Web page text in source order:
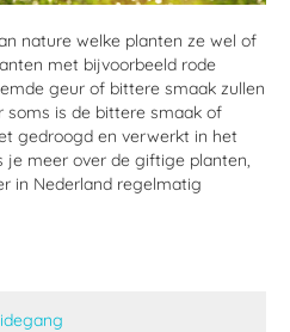
nature welke planten ze wel of
met bijvoorbeeld rode
geur of bittere smaak zullen
soms is de bittere smaak of
gedroogd en verwerkt in het
je meer over de giftige planten,
in Nederland regelmatig